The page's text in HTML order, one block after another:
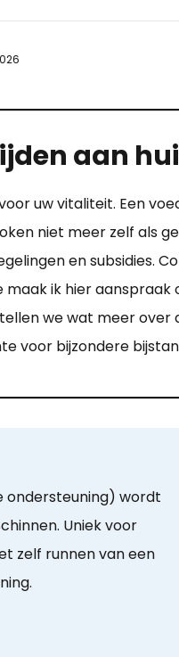
aan
uw vitaliteit. Een
niet meer zelf als
en subsidies.
maak ik hier
we wat meer over
voor bijzondere
ondersteuning) wordt
Uniek voor
zelf runnen van een